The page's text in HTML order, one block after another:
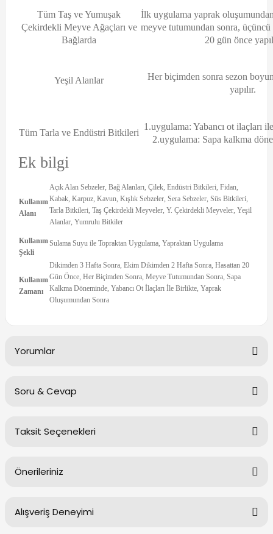
Tüm Taş ve Yumuşak
Çekirdekli Meyve Ağaçları ve
Bağlarda
İlk uygulama yaprak
meyve tutumundan sonra, üçüncü
20 gün önce
Yeşil Alanlar
Her biçimden sonra sezon
yapılır.
Tüm Tarla ve Endüstri Bitkileri
1.uygulama: Yabancı ot ilaçları
2.uygulama: Sapa kalkma
Ek bilgi
Kullanım
Alanı
Açık Alan Sebzeler, Bağ Alanları, Çilek, Endüstri Bitkileri, Fidan,
Kabak, Karpuz, Kavun, Kışlık Sebzeler, Sera Sebzeler, Süs Bitkileri,
Tarla Bitkileri, Taş Çekirdekli Meyveler, Y. Çekirdekli Meyveler, Yeşil
Alanlar, Yumrulu Bitkiler
Kullanım
Şekli
Sulama Suyu ile Topraktan Uygulama, Yapraktan Uygulama
Kullanım
Zamanı
Dikimden 3 Hafta Sonra, Ekim Dikimden 2 Hafta Sonra, Hasattan 20
Gün Önce, Her Biçimden Sonra, Meyve Tutumundan Sonra, Sapa
Kalkma Döneminde, Yabancı Ot İlaçları İle Birlikte, Yaprak
Oluşumundan Sonra
Yorumlar
Soru & Cevap
Taksit Seçenekleri
Önerileriniz
Bu ürünün fiyat bilgisi, resim, ürün açıklamalarında ve diğer
Alışveriş Deneyimi